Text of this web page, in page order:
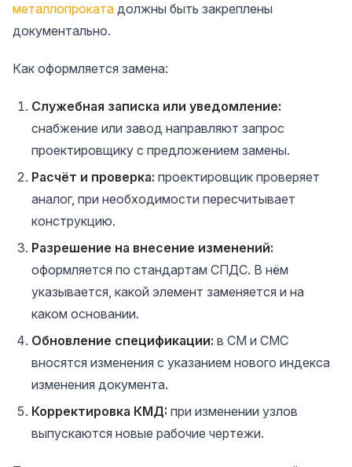
металлопроката должны быть закреплены
документально.
Как оформляется замена:
Служебная записка или уведомление:
снабжение или завод направляют запрос
проектировщику с предложением замены.
Расчёт и проверка: проектировщик проверяет
аналог, при необходимости пересчитывает
конструкцию.
Разрешение на внесение изменений:
оформляется по стандартам СПДС. В нём
указывается, какой элемент заменяется и на
каком основании.
Обновление спецификации: в СМ и СМС
вносятся изменения с указанием нового индекса
изменения документа.
Корректировка КМД: при изменении узлов
выпускаются новые рабочие чертежи.